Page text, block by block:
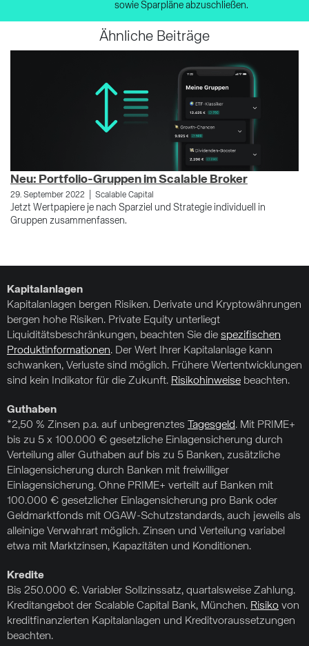
sowie Sparpläne abzuschließen.
Ähnliche Beiträge
Neu: Portfolio-Gruppen im Scalable Broker
29. September 2022 Scalable Capital
Jetzt Wertpapiere je nach Sparziel und Strategie individuell in
Gruppen zusammenfassen.
Kapitalanlagen
Kapitalanlagen bergen Risiken. Derivate und Kryptowährungen
bergen hohe Risiken. Private Equity unterliegt
Liquiditätsbeschränkungen, beachten Sie die spezifischen
Produktinformationen. Der Wert Ihrer Kapitalanlage kann
schwanken, Verluste sind möglich. Frühere Wertentwicklungen
sind kein Indikator für die Zukunft. Risikohinweise beachten.
Guthaben
*2,50 % Zinsen p.a. auf unbegrenztes
Tagesgeld. Mit PRIME+
bis zu 5 x 100.000 € gesetzliche Einlagensicherung durch
Verteilung aller Guthaben auf bis zu 5 Banken, zusätzliche
Einlagensicherung durch Banken mit freiwilliger
Einlagensicherung. Ohne PRIME+ verteilt auf Banken mit
100.000 € gesetzlicher Einlagensicherung pro Bank oder
Geldmarktfonds mit OGAW-Schutzstandards, auch jeweils als
alleinige Verwahrart möglich. Zinsen und Verteilung variabel
etwa mit Marktzinsen, Kapazitäten und Konditionen.
Kredite
Bis 250.000 €. Variabler Sollzinssatz, quartalsweise Zahlung.
Kreditangebot der Scalable Capital Bank, München. Risiko von
kreditfinanzierten Kapitalanlagen und Kreditvoraussetzungen
beachten.